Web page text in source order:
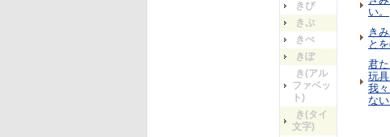
きぴ
きぷ
きぺ
きぽ
き(アル
ファベッ
ト)
き(タイ
文字)
い。
き
と
君
玩
我
ない